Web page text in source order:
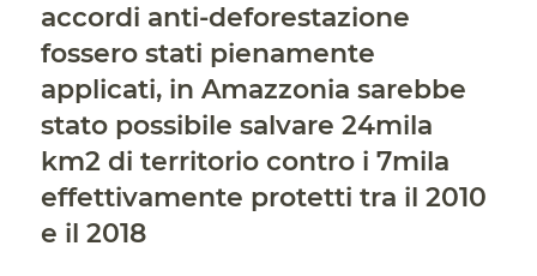
accordi anti-deforestazione
fossero stati pienamente
applicati, in Amazzonia sarebbe
stato possibile salvare 24mila
km2 di territorio contro i 7mila
effettivamente protetti tra il 2010
e il 2018